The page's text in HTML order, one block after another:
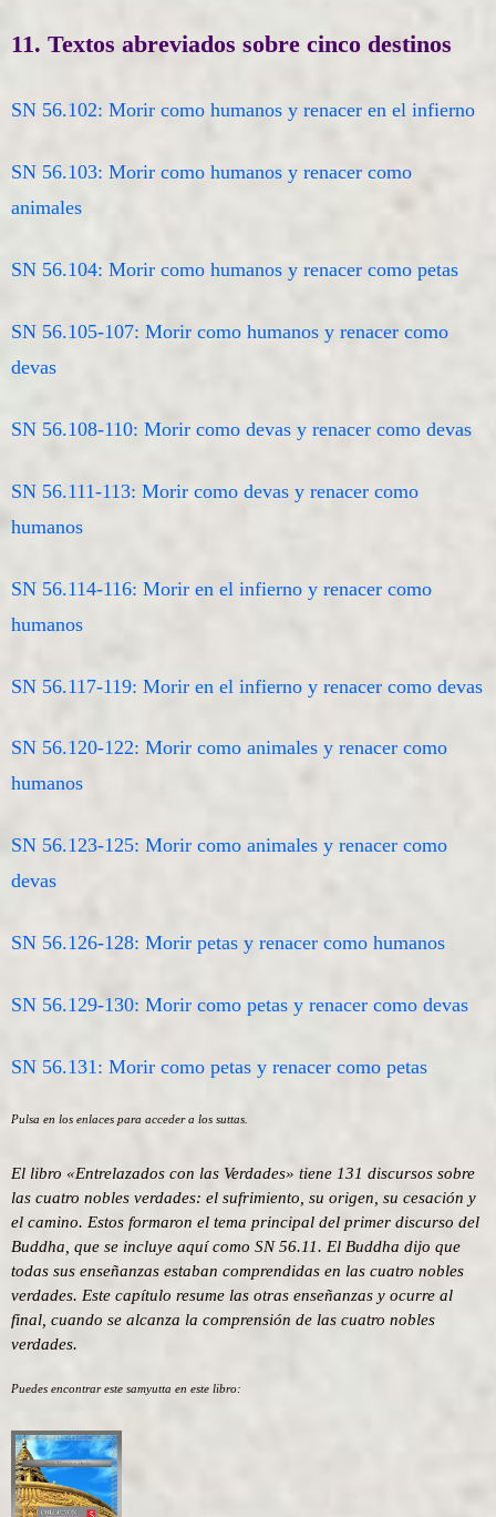
11. Textos abreviados sobre cinco destinos
SN 56.102: Morir como humanos y renacer en el infierno
SN 56.103: Morir como humanos y renacer como
animales
SN 56.104: Morir como humanos y renacer como petas
SN 56.105-107: Morir como humanos y renacer como
devas
SN 56.108-110: Morir como devas y renacer como devas
SN 56.111-113: Morir como devas y renacer como
humanos
SN 56.114-116: Morir en el infierno y renacer como
humanos
SN 56.117-119: Morir en el infierno y renacer como devas
SN 56.120-122: Morir como animales y renacer como
humanos
SN 56.123-125: Morir como animales y renacer como
devas
SN 56.126-128: Morir petas y renacer como humanos
SN 56.129-130: Morir como petas y renacer como devas
SN 56.131: Morir como petas y renacer como petas
Pulsa en los enlaces para acceder a los suttas.
El libro «Entrelazados con las Verdades» tiene 131 discursos sobre
las cuatro nobles verdades: el sufrimiento, su origen, su cesación y
el camino. Estos formaron el tema principal del primer discurso del
Buddha, que se incluye aquí como SN 56.11. El Buddha dijo que
todas sus enseñanzas estaban comprendidas en las cuatro nobles
verdades. Este capítulo resume las otras enseñanzas y ocurre al
final, cuando se alcanza la comprensión de las cuatro nobles
verdades.
Puedes encontrar este samyutta en este libro: